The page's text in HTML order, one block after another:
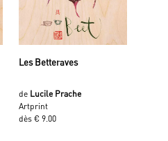
Les Betteraves
de Lucile Prache
Artprint
dès € 9.00